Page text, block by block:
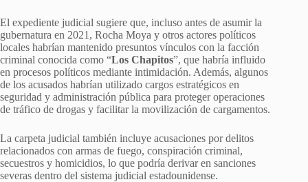
El expediente judicial sugiere que, incluso antes de asumir la
gubernatura en 2021, Rocha Moya y otros actores políticos
locales habrían mantenido presuntos vínculos con la facción
criminal conocida como “Los Chapitos”, que habría influido
en procesos políticos mediante intimidación. Además, algunos
de los acusados habrían utilizado cargos estratégicos en
seguridad y administración pública para proteger operaciones
de tráfico de drogas y facilitar la movilización de cargamentos.
La carpeta judicial también incluye acusaciones por delitos
relacionados con armas de fuego, conspiración criminal,
secuestros y homicidios, lo que podría derivar en sanciones
severas dentro del sistema judicial estadounidense.